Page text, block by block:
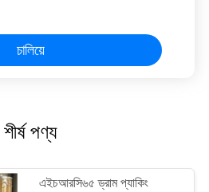
চালিয়ে
শীর্ষ পণ্য
এইচআরসি৬৫ ড্রাম প্যাকিং